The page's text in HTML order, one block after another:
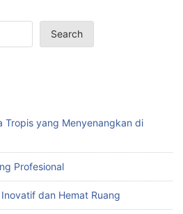
Search
Tropis yang Menyenangkan di
Profesional
dan Hemat Ruang